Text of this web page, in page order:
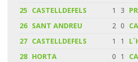
25 CASTELLDEFELS 1 3
26 SANT ANDREU 2 0
27 CASTELLDEFELS 1 1
28 HORTA 0 1